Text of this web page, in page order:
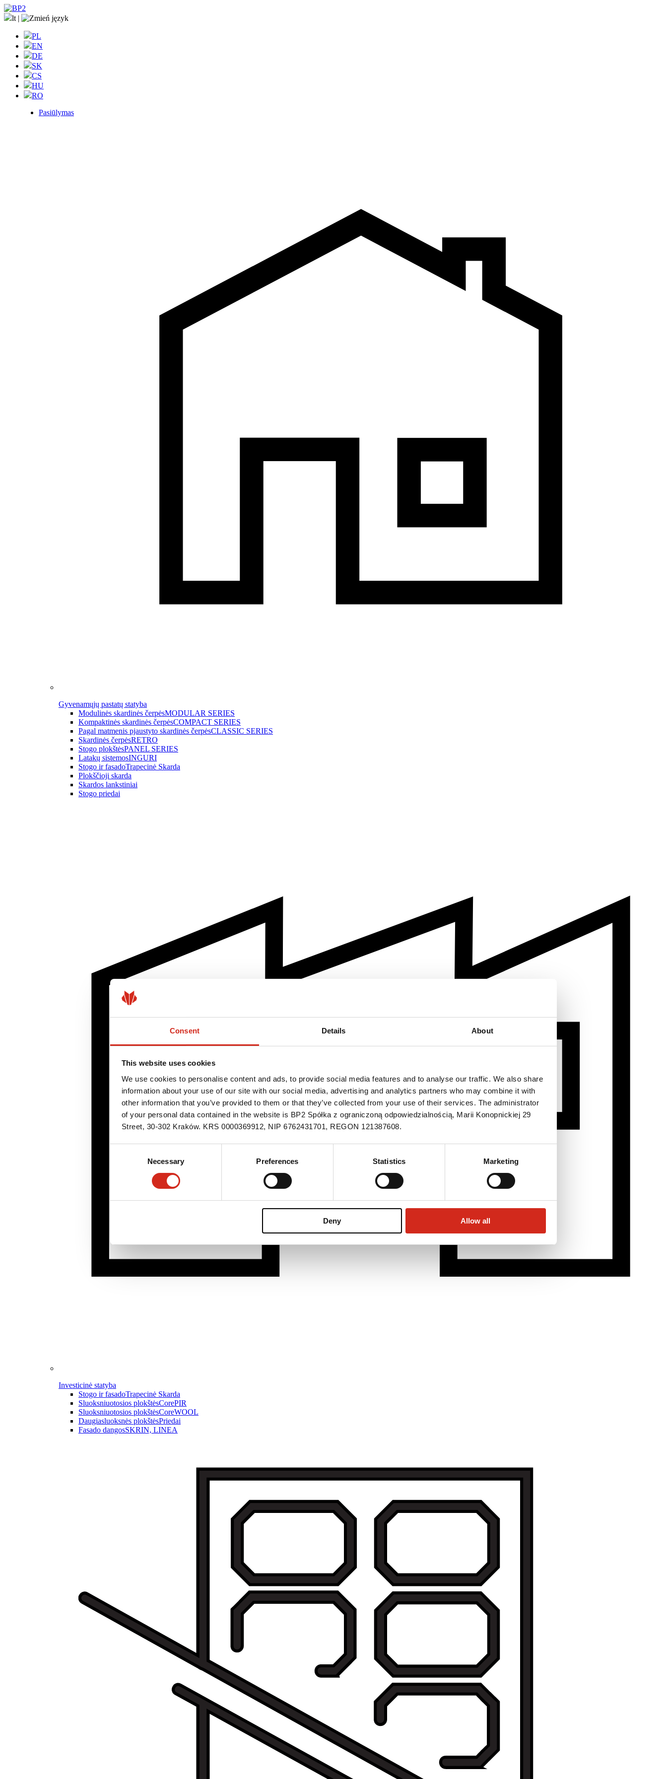
Consent Details About
This website uses cookies
We use cookies to personalise content and ads, to provide social media features and to analyse our traffic. We also share
information about your use of our site with our social media, advertising and analytics partners who may combine it with
other information that you’ve provided to them or that they’ve collected from your use of their services. The administrator
of your personal data contained in the website is BP2 Spółka z ograniczoną odpowiedzialnością, Marii Konopnickiej 29
Street, 30-302 Kraków. KRS 0000369912, NIP 6762431701, REGON 121387608.
Necessary Preferences Statistics Marketing
Deny Allow all
lt |
PL
EN
DE
SK
CS
HU
RO
Pasiūlymas
Gyvenamųjų pastatų statyba
Modulinės skardinės čerpėsMODULAR SERIES
Kompaktinės skardinės čerpėsCOMPACT SERIES
Pagal matmenis pjaustyto skardinės čerpėsCLASSIC SERIES
Skardinės čerpėsRETRO
Stogo plokštėsPANEL SERIES
Latakų sistemosINGURI
Stogo ir fasadoTrapecinė Skarda
Plokščioji skarda
Skardos lankstiniai
Stogo priedai
Investicinė statyba
Stogo ir fasadoTrapecinė Skarda
Sluoksniuotosios plokštėsCorePIR
Sluoksniuotosios plokštėsCoreWOOL
Daugiasluoksnės plokštėsPriedai
Fasado dangosSKRIN, LINEA